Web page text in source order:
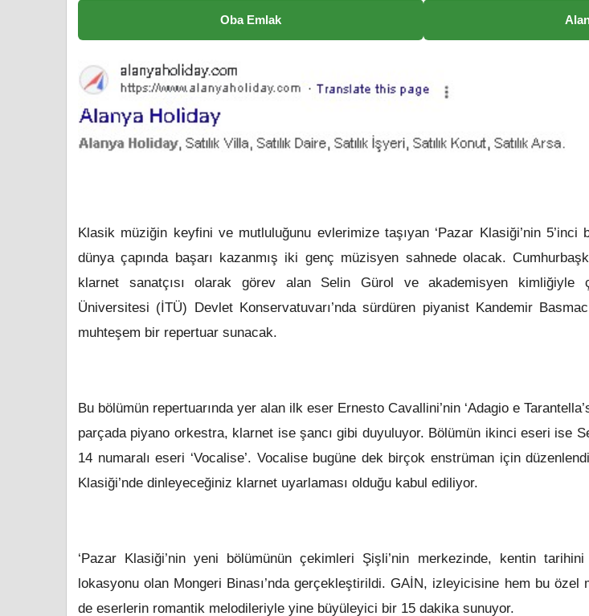
Oba Emlak
Klasik müziğin keyfini ve mutluluğunu evlerimize taşıyan ‘Pazar Klasiği’nin 5’inci
dünya çapında başarı kazanmış iki genç müzisyen sahnede olacak.
klarnet sanatçısı olarak görev alan Selin Gürol ve akademisyen kimliğiyle
Üniversitesi (İTÜ) Devlet Konservatuvarı’nda sürdüren piyanist Kandemir
muhteşem bir repertuar sunacak.
Bu bölümün repertuarında yer alan ilk eser Ernesto Cavallini’nin ‘Adagio e
parçada piyano orkestra, klarnet ise şancı gibi duyuluyor. Bölümün ikinci eseri ise
14 numaralı eseri ‘Vocalise’. Vocalise bugüne dek birçok enstrüman için
Klasiği’nde dinleyeceğiniz klarnet uyarlaması olduğu kabul ediliyor.
‘Pazar Klasiği’nin yeni bölümünün çekimleri Şişli’nin merkezinde, kentin
lokasyonu olan Mongeri Binası’nda gerçekleştirildi. GAİN, izleyicisine hem bu özel
de eserlerin romantik melodileriyle yine büyüleyici bir 15 dakika sunuyor.